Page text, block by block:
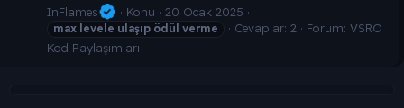
InFlames
Konu 20 Ocak 2025
max levele ulaşıp ödül verme Cevaplar: 2 Forum: VSRO
Kod Paylaşımları